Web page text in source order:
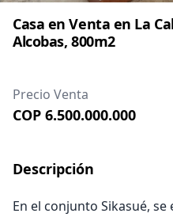
Casa en Venta en La
Alcobas, 800m2
Precio Venta
COP 6.500.000.000
Descripción
En el conjunto Sikasué,